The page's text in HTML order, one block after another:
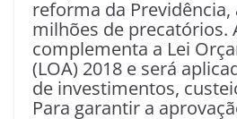
reforma da Previdência,
milhões de precatórios.
complementa a Lei
(LOA) 2018 e será
de investimentos,
Para garantir a